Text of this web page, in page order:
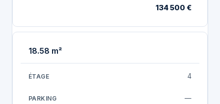
134 500 €
18.58 m²
4
—